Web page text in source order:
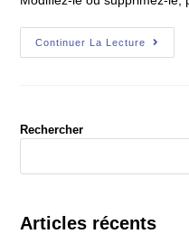
Continuer La Lecture
Rechercher
Articles récents